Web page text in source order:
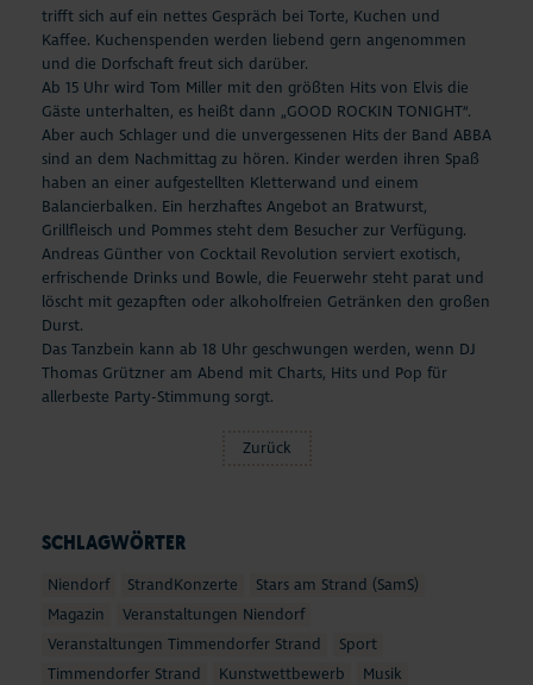
SCHLAGWÖRTER
Niendorf StrandKonzerte
Stars am Strand (SamS)
Magazin
Veranstaltungen Niendorf
Veranstaltungen Timmendorfer Strand
Sport
Timmendorfer Strand
Kunstwettbewerb
Musik
trifft sich auf ein nettes Gespräch bei Torte, Kuchen und
Kaffee. Kuchenspenden werden liebend gern angenommen
und die Dorfschaft freut sich darüber.
Ab 15 Uhr wird Tom Miller mit den größten Hits von Elvis die
Gäste unterhalten, es heißt dann „GOOD ROCKIN TONIGHT“.
Aber auch Schlager und die unvergessenen Hits der Band ABBA
sind an dem Nachmittag zu hören. Kinder werden ihren Spaß
haben an einer aufgestellten Kletterwand und einem
Balancierbalken. Ein herzhaftes Angebot an Bratwurst,
Grillfleisch und Pommes steht dem Besucher zur Verfügung.
Andreas Günther von Cocktail Revolution serviert exotisch,
erfrischende Drinks und Bowle, die Feuerwehr steht parat und
löscht mit gezapften oder alkoholfreien Getränken den großen
Durst.
Das Tanzbein kann ab 18 Uhr geschwungen werden, wenn DJ
Thomas Grützner am Abend mit Charts, Hits und Pop für
allerbeste Party-Stimmung sorgt.
Zurück